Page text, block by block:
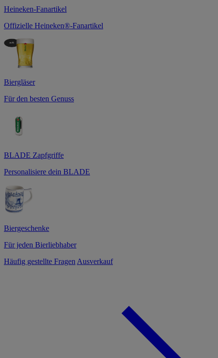
Heineken-Fanartikel
Offizielle Heineken®-Fanartikel
Biergläser
Für den besten Genuss
BLADE Zapfgriffe
Personalisiere dein BLADE
Biergeschenke
Für jeden Bierliebhaber
Häufig gestellte Fragen Ausverkauf